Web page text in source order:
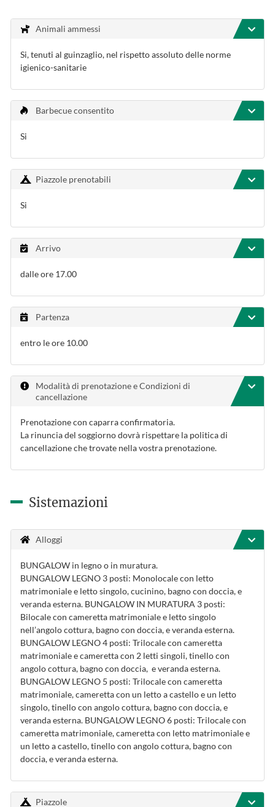
Animali ammessi
Si, tenuti al guinzaglio, nel rispetto assoluto delle norme
igienico-sanitarie
Barbecue consentito
Si
Piazzole prenotabili
Si
Arrivo
dalle ore 17.00
Partenza
entro le ore 10.00
Modalità di prenotazione e Condizioni di
cancellazione
Prenotazione con caparra confirmatoria.
La rinuncia del soggiorno dovrà rispettare la politica di
cancellazione che trovate nella vostra prenotazione.
Sistemazioni
Alloggi
BUNGALOW in legno o in muratura.
BUNGALOW LEGNO 3 posti: Monolocale con letto
matrimoniale e letto singolo, cucinino, bagno con doccia, e
veranda esterna. BUNGALOW IN MURATURA 3 posti:
Bilocale con cameretta matrimoniale e letto singolo
nell’angolo cottura, bagno con doccia, e veranda esterna.
BUNGALOW LEGNO 4 posti: Trilocale con cameretta
matrimoniale e cameretta con 2 letti singoli, tinello con
angolo cottura, bagno con doccia, e veranda esterna.
BUNGALOW LEGNO 5 posti: Trilocale con cameretta
matrimoniale, cameretta con un letto a castello e un letto
singolo, tinello con angolo cottura, bagno con doccia, e
veranda esterna. BUNGALOW LEGNO 6 posti: Trilocale con
cameretta matrimoniale, cameretta con letto matrimoniale e
un letto a castello, tinello con angolo cottura, bagno con
doccia, e veranda esterna.
Piazzole